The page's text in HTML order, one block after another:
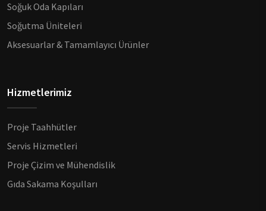
Soğuk Oda Kapıları
Soğutma Üniteleri
Aksesuarlar & Tamamlayıcı Ürünler
Hizmetlerimiz
Proje Taahhütler
Servis Hizmetleri
Proje Çizim ve Mühendislik
Gıda Sakama Koşulları